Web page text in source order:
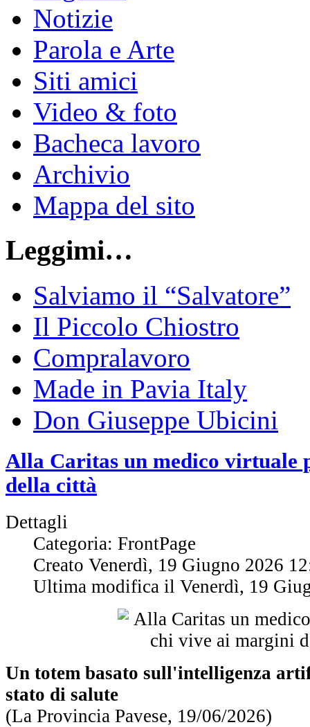
Notizie
Parola e Arte
Siti amici
Video & foto
Bacheca lavoro
Archivio
Mappa del sito
Leggimi…
Salviamo il “Salvatore”
Il Piccolo Chiostro
Compralavoro
Made in Pavia Italy
Don Giuseppe Ubicini
Alla Caritas un medico virtuale
della città
Dettagli
Categoria: FrontPage
Creato Venerdì, 19 Giugno 2026
Ultima modifica il Venerdì, 19
Un totem basato sull'intelligenza
stato di salute
(La Provincia Pavese, 19/06/2026)